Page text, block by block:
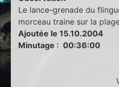
Le lance-grenade du
morceau traine sur la
Ajoutée le 15.10.2004
Minutage : 00:36:00